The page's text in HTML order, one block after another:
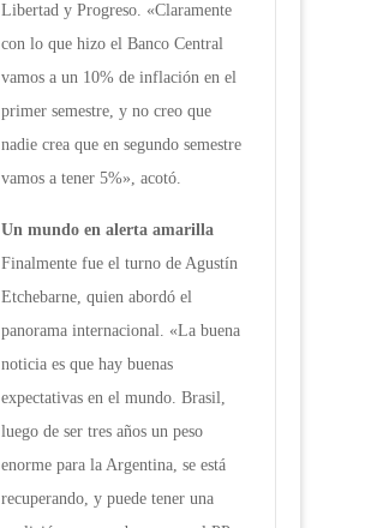
Libertad y Progreso. «Claramente
con lo que hizo el Banco Central
vamos a un 10% de inflación en el
primer semestre, y no creo que
nadie crea que en segundo semestre
vamos a tener 5%», acotó.
Un mundo en alerta amarilla
Finalmente fue el turno de Agustín
Etchebarne, quien abordó el
panorama internacional. «La buena
noticia es que hay buenas
expectativas en el mundo. Brasil,
luego de ser tres años un peso
enorme para la Argentina, se está
recuperando, y puede tener una